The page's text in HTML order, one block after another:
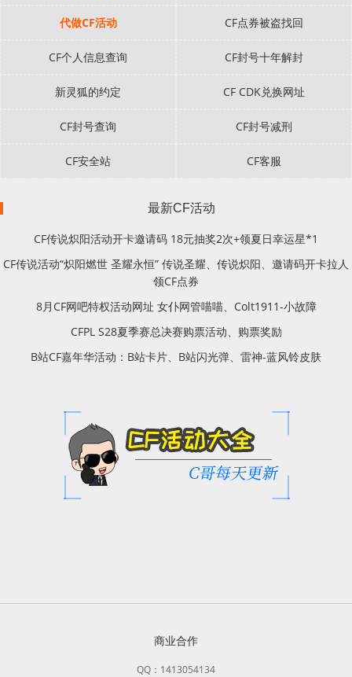
代做CF活动 CF点券被盗找回
CF个人信息查询 CF封号十年解封
新灵狐的约定 CF CDK兑换网址
CF封号查询 CF封号减刑
CF安全站 CF客服
最新CF活动
CF传说炽阳活动开卡邀请码 18元抽奖2次+领夏日幸运星*1
CF传说活动“炽阳燃世 圣耀永恒” 传说圣耀、传说炽阳、邀请码开卡拉人
领CF点券
8月CF网吧特权活动网址 女仆网管喵喵、Colt1911-小故障
CFPL S28夏季赛总决赛购票活动、购票奖励
B站CF嘉年华活动：B站卡片、B站闪光弹、雷神-蓝风铃皮肤
商业合作
QQ：1413054134